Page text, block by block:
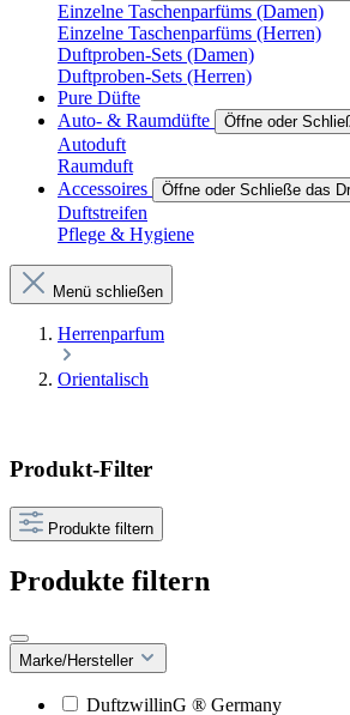
Einzelne Taschenparfüms (Damen)
Einzelne Taschenparfüms (Herren)
Duftproben-Sets (Damen)
Duftproben-Sets (Herren)
Pure Düfte
Auto- & Raumdüfte
Öffne oder
Autoduft
Raumduft
Accessoires
Öffne oder Schließe das
Duftstreifen
Pflege & Hygiene
Menü schließen
Herrenparfum
Orientalisch
Produkt-Filter
Produkte filtern
Produkte filtern
Marke/Hersteller
DuftzwillinG ® Germany